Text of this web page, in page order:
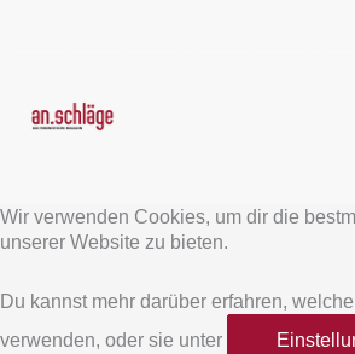
Wir verwenden Cookies, um dir die
unserer Website zu bieten.
Du kannst mehr darüber erfahren,
verwenden, oder sie unter